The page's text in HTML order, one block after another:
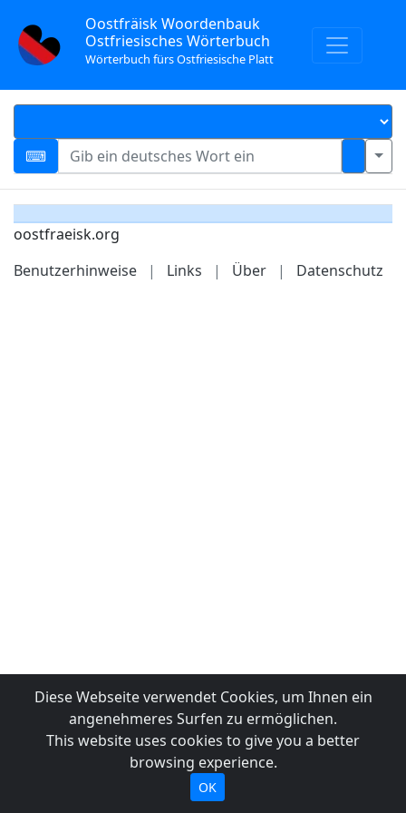
Oostfräisk Woordenbauk
Ostfriesisches Wörterbuch
Wörterbuch fürs Ostfriesische Platt
oostfraeisk.org
Benutzerhinweise
| Links | Über | Datenschutz
Diese Webseite verwendet Cookies, um Ihnen ein
angenehmeres Surfen zu ermöglichen.
This website uses cookies to give you a better
browsing experience.
OK